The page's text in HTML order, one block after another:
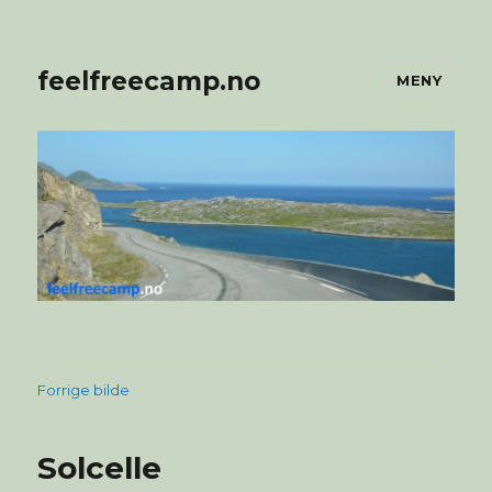
feelfreecamp.no MENY
Forrige bilde
Solcelle